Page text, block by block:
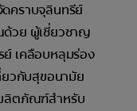
คราบจุลินทรีย์
วย ผู้เชี่ยวชาญ
เคลือบหลุมร่อง
ยวกับสุขอนามัย
ลิตภัณฑ์สำหรับ